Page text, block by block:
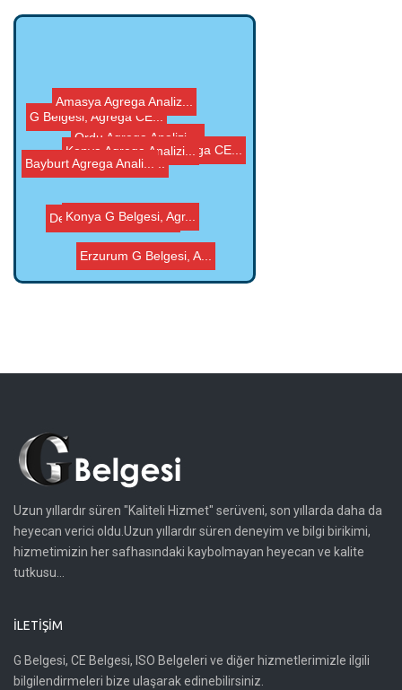
G Belgesi, Agrega CE...
Erzurum G Belgesi, A...
Ordu Agrega Analizi,...
Şanlıurfa Agrega A...
Konya G Belgesi, Agr...
Bayburt Agrega Anali...
Uzun yıllardır süren "Kaliteli Hizmet" serüveni, son yıllarda daha da
heyecan verici oldu.Uzun yıllardır süren deneyim ve bilgi birikimi,
hizmetimizin her safhasındaki kaybolmayan heyecan ve kalite
tutkusu...
İLETIŞIM
G Belgesi, CE Belgesi, ISO Belgeleri ve diğer hizmetlerimizle ilgili
bilgilendirmeleri bize ulaşarak edinebilirsiniz.